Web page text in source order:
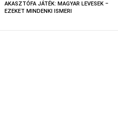
AKASZTÓFA JÁTÉK: MAGYAR LEVESEK –
EZEKET MINDENKI ISMERI